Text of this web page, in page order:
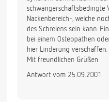
schwangerschaftsbedingte
Nackenbereich-, welche
des Schreiens sein kann.
bei einem Osteopathen
hier Linderung verschaffen.
Mit freundlichen Grüßen
Antwort vom 25.09.2001